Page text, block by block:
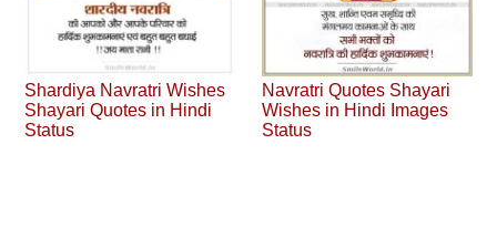
Shardiya Navratri Wishes
Shayari Quotes in Hindi
Status
Navratri Quotes Shayari
Wishes in Hindi Images
Status